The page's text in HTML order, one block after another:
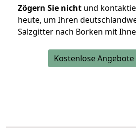
Zögern Sie nicht und
heute, um Ihren
Salzgitter nach Borken mit
Kostenlose